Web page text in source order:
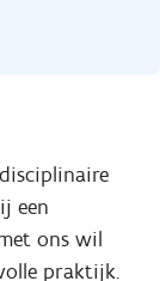
een
ons wil
praktijk.